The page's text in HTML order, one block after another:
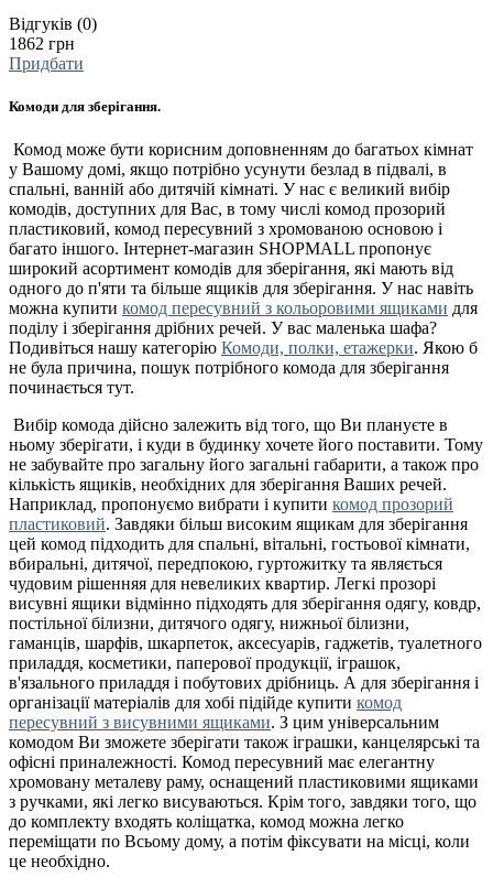
Відгуків (0)
1862 грн
Придбати
Комоди для зберігання.
Комод може бути корисним доповненням до багатьох кімнат
у Вашому домі, якщо потрібно усунути безлад в підвалі, в
спальні, ванній або дитячій кімнаті. У нас є великий вибір
комодів, доступних для Вас, в тому числі комод прозорий
пластиковий, комод пересувний з хромованою основою і
багато іншого. Інтернет-магазин SHOPMALL пропонує
широкий асортимент комодів для зберігання, які мають від
одного до п'яти та більше ящиків для зберігання. У нас навіть
можна купити комод пересувний з кольоровими ящиками для
поділу і зберігання дрібних речей. У вас маленька шафа?
Подивіться нашу категорію Комоди, полки, етажерки. Якою б
не була причина, пошук потрібного комода для зберігання
починається тут.
Вибір комода дійсно залежить від того, що Ви плануєте в
ньому зберігати, і куди в будинку хочете його поставити. Тому
не забувайте про загальну його загальні габарити, а також про
кількість ящиків, необхідних для зберігання Ваших речей.
Наприклад, пропонуємо вибрати і купити комод прозорий
пластиковий. Завдяки більш високим ящикам для зберігання
цей комод підходить для спальні, вітальні, гостьової кімнати,
вбиральні, дитячої, передпокою, гуртожитку та являється
чудовим рішенняя для невеликих квартир. Легкі прозорі
висувні ящики відмінно підходять для зберігання одягу, ковдр,
постільної білизни, дитячого одягу, нижньої білизни,
гаманців, шарфів, шкарпеток, аксесуарів, гаджетів, туалетного
приладдя, косметики, паперової продукції, іграшок,
в'язального приладдя і побутових дрібниць. А для зберігання і
організації матеріалів для хобі підійде купити комод
пересувний з висувними ящиками. З цим універсальним
комодом Ви зможете зберігати також іграшки, канцелярські та
офісні приналежності. Комод пересувний має елегантну
хромовану металеву раму, оснащений пластиковими ящиками
з ручками, які легко висуваються. Крім того, завдяки того, що
до комплекту входять коліщатка, комод можна легко
переміщати по Всьому дому, а потім фіксувати на місці, коли
це необхідно.